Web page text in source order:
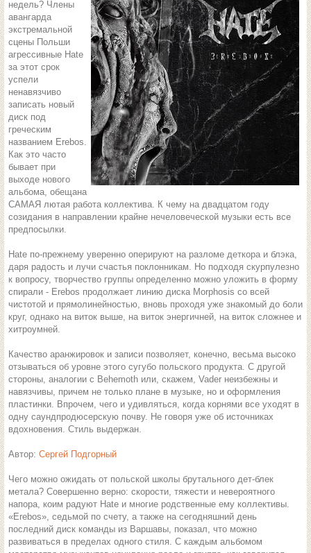
недель? Члены
авангарда
экстремальной
сцены Польши
агрессивные Hate
за этот срок
успели
ненавязчиво
записать новый
диск под
греческим
названием Erebos.
Как это часто
бывает при
выходе нового
альбома, обещана
САМАЯ лютая работа коллектива. К чему на двадцатом году
созидания в направлении крайне нечеловеческой музыки есть все
предпосылки.
Hate по-прежнему уверенно оперируют на разломе деткора и блэка,
даря радость и лучи счастья поклонникам. Но подходя скурпулезно
к вопросу, творчество группы определенно можно уложить в форму
спирали - Erebos продолжает линию диска Morphosis со всей
чистотой и прямолинейностью, вновь проходя уже знакомый до боли
круг, однако на виток выше, на виток энергичней, на виток сложнее и
хитроумней.
Качество аранжировок и записи позволяет, конечно, весьма высоко
отзываться об уровне этого сугубо польского продукта. С другой
стороны, аналогии с Behemoth или, скажем, Vader неизбежны и
навязчивы, причем не только плане в музыке, но и оформления
пластинки. Впрочем, чего и удивляться, когда корнями все уходят в
одну саундпродюсерскую почву. Не говоря уже об источниках
вдохновения. Стиль выдержан.
Автор: Сергей Подгорный
Чего можно ожидать от польской школы брутального дет-блек
метала? Совершенно верно: скорости, тяжести и невероятного
напора, коим радуют Hate и многие родственные ему коллективы.
«Erebos», седьмой по счету, а также на сегодняшний день
последний диск команды из Варшавы, показал, что можно
развиваться в пределах одного стиля. С каждым альбомом